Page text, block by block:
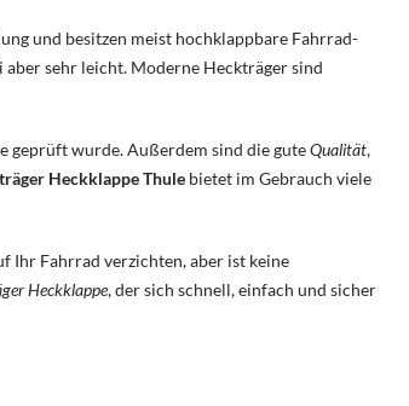
und besitzen meist hochklappbare Fahrrad-
sehr leicht. Moderne Heckträger sind
geprüft wurde. Außerdem sind die guteQualität,
Heckklappe Thule bietet im Gebrauch viele
Ihr Fahrrad verzichten, aber ist keine
Heckklappe, der sich schnell, einfach und sicher